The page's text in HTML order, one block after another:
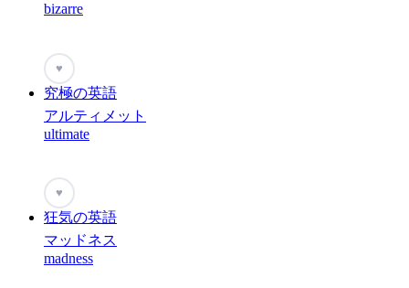
bizarre
♥
究極の英語
アルティメット
ultimate
♥
狂気の英語
マッドネス
madness